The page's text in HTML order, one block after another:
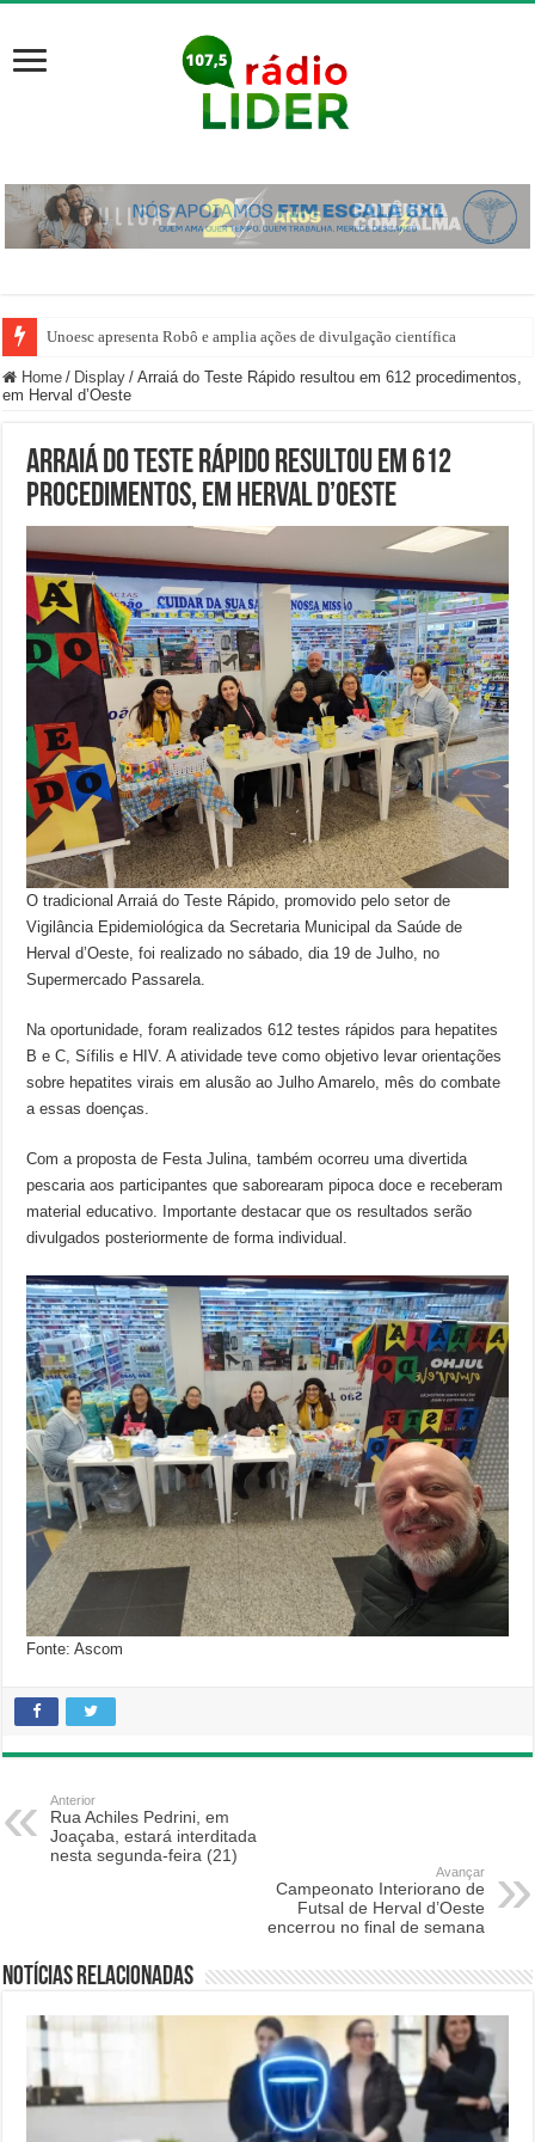
Unoesc apresenta Robô e amplia ações de divulgação científica
Home / Display / Arraiá do Teste Rápido resultou em 612 procedimentos,
em Herval d’Oeste
Arraiá do Teste Rápido resultou em 612
procedimentos, em Herval d’Oeste
O tradicional Arraiá do Teste Rápido, promovido pelo setor de
Vigilância Epidemiológica da Secretaria Municipal da Saúde de
Herval d’Oeste, foi realizado no sábado, dia 19 de Julho, no
Supermercado Passarela.
Na oportunidade, foram realizados 612 testes rápidos para hepatites
B e C, Sífilis e HIV. A atividade teve como objetivo levar orientações
sobre hepatites virais em alusão ao Julho Amarelo, mês do combate
a essas doenças.
Com a proposta de Festa Julina, também ocorreu uma divertida
pescaria aos participantes que saborearam pipoca doce e receberam
material educativo. Importante destacar que os resultados serão
divulgados posteriormente de forma individual.
Fonte: Ascom
Anterior
Rua Achiles Pedrini, em
Joaçaba, estará interditada
nesta segunda-feira (21)
Avançar
Campeonato Interiorano de
Futsal de Herval d’Oeste
encerrou no final de semana
Notícias relacionadas